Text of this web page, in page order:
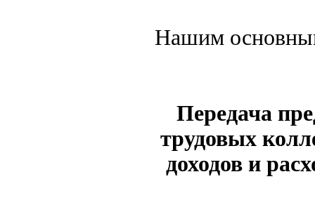
Нашим
Передача
трудовых
доходов и